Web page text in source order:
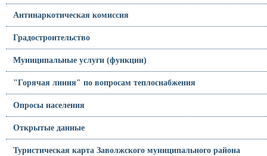
Антинаркотическая комиссия
Градостроительство
Муниципальные услуги (функции)
"Горячая линия" по вопросам теплоснабжения
Опросы населения
Открытые данные
Туристическая карта Заволжского муниципального района